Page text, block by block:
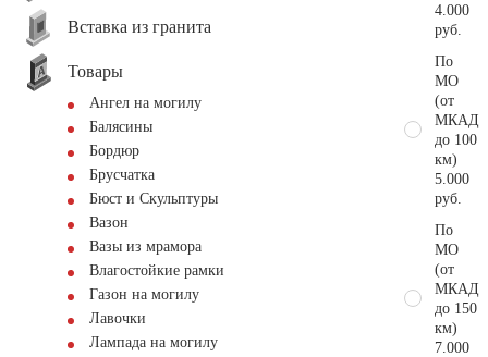
Вставка из гранита
Товары
Ангел на могилу
Балясины
Бордюр
Брусчатка
Бюст и Скульптуры
Вазон
Вазы из мрамора
Влагостойкие рамки
Газон на могилу
Лавочки
Лампада на могилу
4.000
руб.
По
МО
(от
МКАД
до 100
км)
5.000
руб.
По
МО
(от
МКАД
до 150
км)
7.000